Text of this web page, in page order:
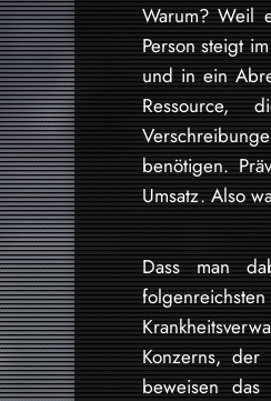
Warum? Weil
Person steigt
und in ein
Ressource,
benötigen.
Umsatz. Also
Dass man
Konzerns,
beweisen